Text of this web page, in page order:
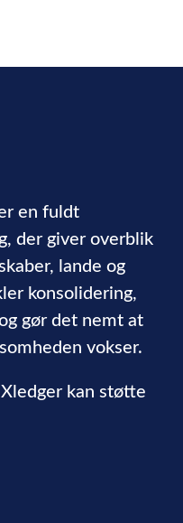
en fuldt
der giver overblik
lande og
konsolidering,
gør det nemt at
vokser.
kan støtte